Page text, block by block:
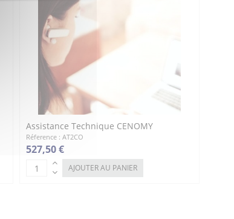
Assistance Technique CENOMY
Réference : AT2CO
527,50 €
AJOUTER AU PANIER